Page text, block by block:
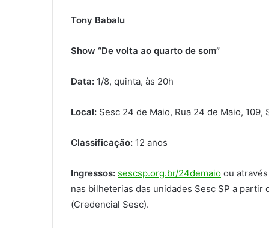
Tony Babalu
Show “De volta ao quarto de som”
Data: 1/8, quinta, às 20h
Local: Sesc 24 de Maio, Rua 24 de Maio,
Classificação: 12 anos
Ingressos: sescsp.org.br/24demaio ou
nas bilheterias das unidades Sesc SP a partir
(Credencial Sesc).